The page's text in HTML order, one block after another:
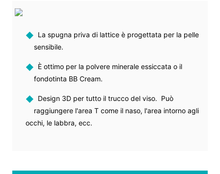
◆ La spugna priva di lattice è progettata per la pelle
sensibile.
◆ È ottimo per la polvere minerale essiccata o il
fondotinta BB Cream.
◆ Design 3D per tutto il trucco del viso. Può
raggiungere l'area T come il naso, l'area intorno agli
occhi, le labbra, ecc.